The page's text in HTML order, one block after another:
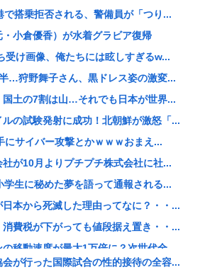
搭乗拒否される、警備員が「つり...
・小倉優香）が水着グラビア復帰
受け画像、俺たちには眩しすぎるw...
…狩野舞子さん、黒ドレス姿の激変...
国土の7割は山…それでも日本が世界...
の試験発射に成功！北朝鮮が激怒「...
にサイバー攻撃とかｗｗｗおまえ...
社が10月よりプチプチ株式会社に社...
学生に秘めた夢を語って通報される...
日本から死滅した理由ってなに？・・...
消費税が下がっても値段据え置き・・...
の移動速度が最大1万倍に？次世代全...
欲しいんやが、、、」ヨッメ「金は...
が行った国際試合の性的接待の全容...